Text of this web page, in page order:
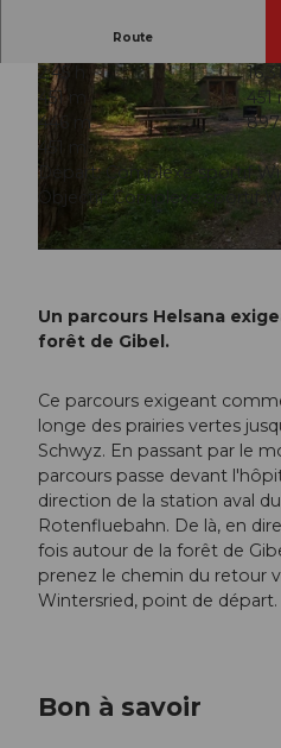
© Stefan Gwerder, Schwyzer Wanderwege
Route
2:45 h
451 m
451
446 m
451 m
Départ: Complexe sportif
Objectif: Complexe sportif
Un parcours Helsana
forêt de Gibel.
Ce parcours exigeant
longe des prairies vertes
Schwyz. En passant par le
parcours passe devant
direction de la station aval
Rotenfluebahn. De là, en
fois autour de la forêt de
prenez le chemin du retour
Wintersried, point de départ.
Bon à savoir